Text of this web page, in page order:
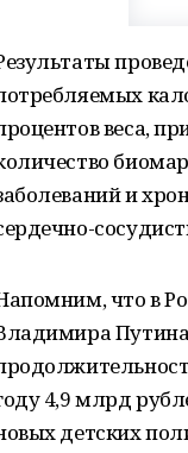
веса,
и
что в
4,9 млрд
детских